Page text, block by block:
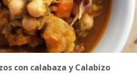
con calabaza y Calabizo